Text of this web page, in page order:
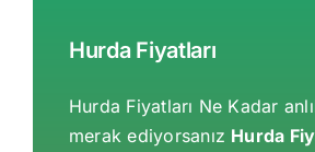
Hurda Fiyatları
Hurda Fiyatları Ne Kadar
merak ediyorsanız Hurda